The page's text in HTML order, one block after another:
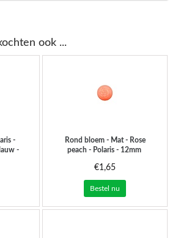
ook ...
-
-
Rond bloem - Mat - Rose
peach - Polaris - 12mm
€1,65
Bestel nu